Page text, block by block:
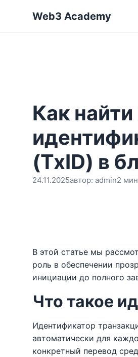
Web3 Academy
Как
(TxID) в
24.11.2025автор: admin2
В этой статье мы
роль в обеспечении
инициации до полного
Что такое
Идентификатор
автоматически для
конкретный перевод